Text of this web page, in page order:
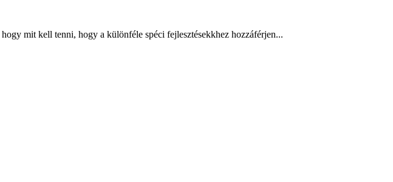
mit kell tenni, hogy a különféle spéci fejlesztésekkhez hozzáférjen...